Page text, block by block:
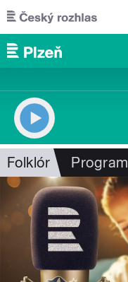
Přejít k hlavnímu obsahu
Folklór Program